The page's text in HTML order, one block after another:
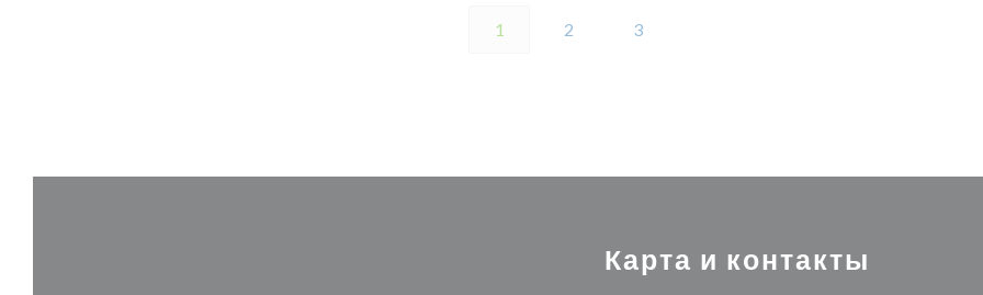
1 2 3
Карта и контакты